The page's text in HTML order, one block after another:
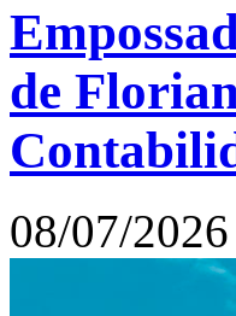
de
08/07/